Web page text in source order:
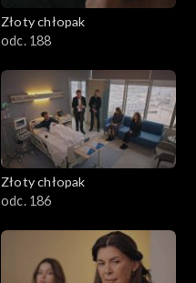
Złoty chłopak
odc. 188
Złoty chłopak
odc. 186